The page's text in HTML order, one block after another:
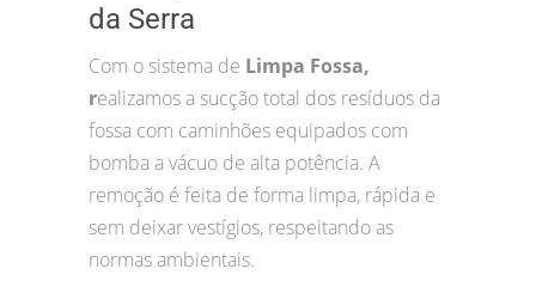
da Serra
Com o sistema de Limpa Fossa,
realizamos a sucção total dos resíduos da
fossa com caminhões equipados com
bomba a vácuo de alta potência. A
remoção é feita de forma limpa, rápida e
sem deixar vestígios, respeitando as
normas ambientais.